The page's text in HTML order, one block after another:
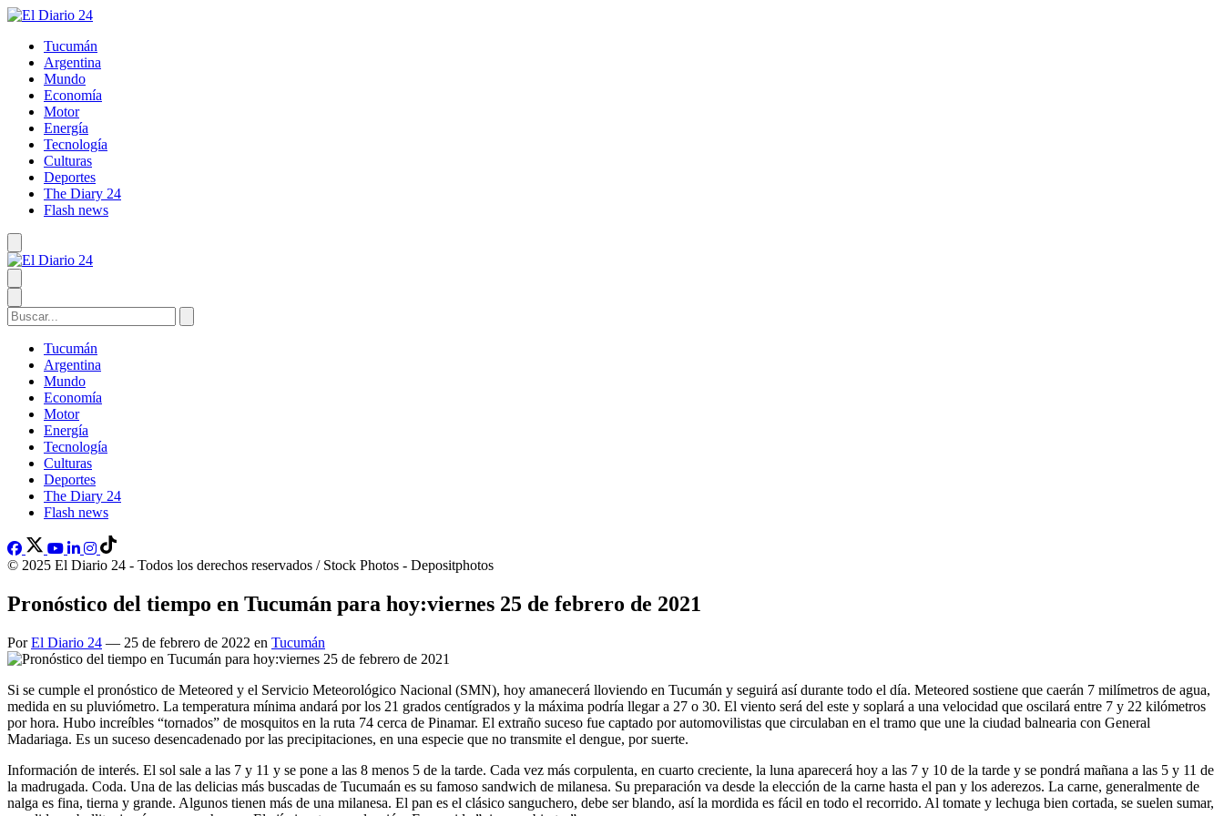
Tucumán
Argentina
Mundo
Economía
Motor
Energía
Tecnología
Culturas
Deportes
The Diary 24
Flash news
Tucumán
Argentina
Mundo
Economía
Motor
Energía
Tecnología
Culturas
Deportes
The Diary 24
Flash news
© 2025 El Diario 24 - Todos los derechos reservados / Stock Photos - Depositphotos
Pronóstico del tiempo en Tucumán para hoy:viernes 25 de febrero de 2021
PorEl Diario 24 — 25 de febrero de 2022 en Tucumán
Si se cumple el pronóstico de Meteored y el Servicio Meteorológico Nacional (SMN), hoy amanecerá lloviendo en Tucumán y seguirá así durante todo el día. Meteored sostiene que caerán 7 milímetros de agua,
medida en su pluviómetro. La temperatura mínima andará por los 21 grados centígrados y la máxima podría llegar a 27 o 30. El viento será del este y soplará a una velocidad que oscilará entre 7 y 22 kilómetros
por hora. Hubo increíbles “tornados” de mosquitos en la ruta 74 cerca de Pinamar. El extraño suceso fue captado por automovilistas que circulaban en el tramo que une la ciudad balnearia con General
Madariaga. Es un suceso desencadenado por las precipitaciones, en una especie que no transmite el dengue, por suerte.
Información de interés. El sol sale a las 7 y 11 y se pone a las 8 menos 5 de la tarde. Cada vez más corpulenta, en cuarto creciente, la luna aparecerá hoy a las 7 y 10 de la tarde y se pondrá mañana a las 5 y 11 de
la madrugada. Coda. Una de las delicias más buscadas de Tucumaán es su famoso sandwich de milanesa. Su preparación va desde la elección de la carne hasta el pan y los aderezos. La carne, generalmente de
nalga es fina, tierna y grande. Algunos tienen más de una milanesa. El pan es el clásico sanguchero, debe ser blando, así la mordida es fácil en todo el recorrido. Al tomate y lechuga bien cortada, se suelen sumar,